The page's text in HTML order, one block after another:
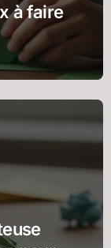
à faire